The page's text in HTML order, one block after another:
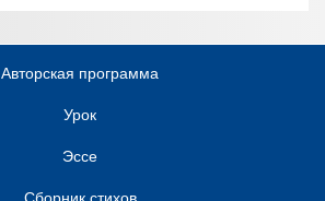
Авторская программа
Урок
Эссе